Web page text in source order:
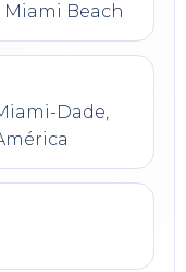
Miami Beach
Dade,